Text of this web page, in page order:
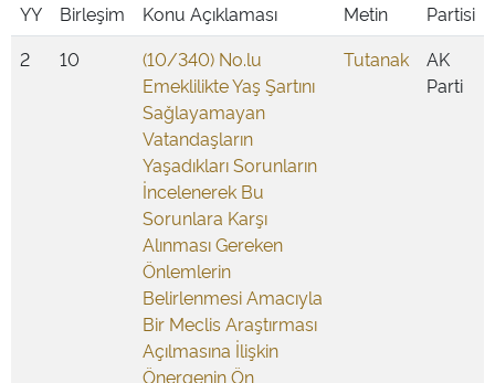
YY Birleşim Konu Açıklaması
Metin
Partisi
2
10
(10/340) No.lu
Emeklilikte Yaş Şartını
Sağlayamayan
Vatandaşların
Yaşadıkları Sorunların
İncelenerek Bu
Sorunlara Karşı
Alınması Gereken
Önlemlerin
Belirlenmesi Amacıyla
Bir Meclis Araştırması
Açılmasına İlişkin
Önergenin Ön
Tutanak
AK
Parti